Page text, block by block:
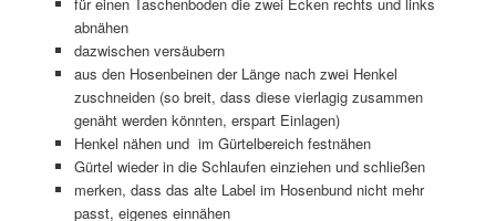
für einen Taschenboden die zwei Ecken rechts und links
abnähen
dazwischen versäubern
aus den Hosenbeinen der Länge nach zwei Henkel
zuschneiden (so breit, dass diese vierlagig zusammen
genäht werden könnten, erspart Einlagen)
Henkel nähen und im Gürtelbereich festnähen
Gürtel wieder in die Schlaufen einziehen und schließen
merken, dass das alte Label im Hosenbund nicht mehr
passt, eigenes einnähen